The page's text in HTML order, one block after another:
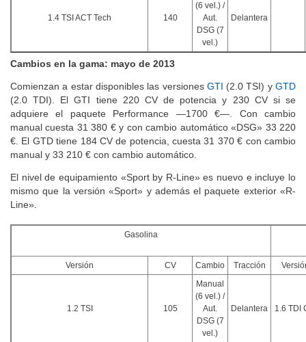
1.4 TSI ACT Tech 140
(6 vel.) /
Aut.
DSG (7
vel.)
Delantera
Cambios en la gama: mayo de 2013
Comienzan a estar disponibles las versiones GTI (2.0 TSI) yGTD
(2.0 TDI). El GTI tiene 220 CV de potencia y 230 CV si se
adquiere el paquete Performance —1700 €—. Con cambio
manual cuesta 31 380 € y con cambio automático «DSG» 33 220
€. El GTD tiene 184 CV de potencia, cuesta 31 370 € con cambio
manual y 33 210 € con cambio automático.
El nivel de equipamiento «Sport by R-Line» es nuevo e incluye lo
mismo que la versión «Sport» y además el paquete exterior «R-
Line».
Gasolina
Versión CV Cambio Tracción
1.2 TSI 105
Manual
(6 vel.) /
Aut.
DSG (7
vel.)
Delantera 1.6 TDI